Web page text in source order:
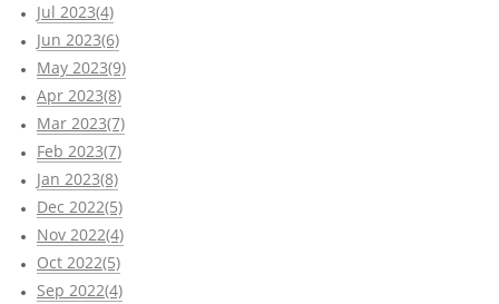
Jul 2023(4)
Jun 2023(6)
May 2023(9)
Apr 2023(8)
Mar 2023(7)
Feb 2023(7)
Jan 2023(8)
Dec 2022(5)
Nov 2022(4)
Oct 2022(5)
Sep 2022(4)